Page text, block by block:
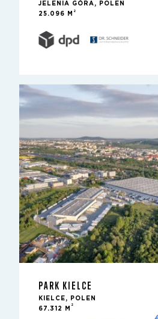
JELENIA GÓRA, POLEN
25.096 M
2
PARK KIELCE
KIELCE, POLEN
67.312 M
2